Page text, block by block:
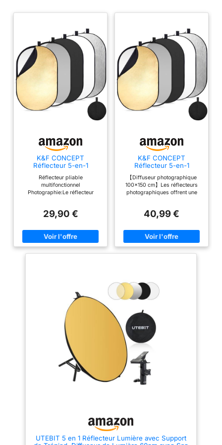
K&F CONCEPT
Réflecteur 5-en-1
Photographie
Réflecteur pliable
multifonctionnel
Photographie:Le réflecteur
s'adaptent à différentes scènes.
température de couleur pour
rétablir le ton de la peau ;
Argent : reflète la lumière à
haute température de couleur
comme un diffuseur. Le
réflecteur photographie est
l'accessoire parfait pour la
photographie ! Réflecteur
pliable avec sac de rangement
:Le réflecteur photographique
léger et compact est solide et
durable. Les couvercles des
réflecteurs pliables de
différentes couleurs peuvent
être facilement retournés ou
retirés. Le réflecteur ovale pour
compacte et peut être rangé
dans un petit sac de rangement,
sa taille pliée n'est que de 30
29,90 €
K&F CONCEPT
Réflecteur 5-en-1
100x150cm pour Portrait
Photographie
【Diffuseur photographique
100x150 cm】Les réflecteurs
photographiques offrent une
qualité de l'image. Les
seulement disponibles dans
une variété de couleurs, mais
aussi dans différentes tailles
pour s'adapter à différentes
est assez léger, mais peut
également capturer des natures
mortes et des portraits, ce qui
photographie de voyage en
plein air ! 【Réflecteur
photographique pliable
multifonctionnel】Le réflecteur
photographique pliable 5 en 1 a
plusieurs lumières qui peuvent
être appliquées à différentes
scènes. Or: reflète la lumière à
basse température de couleur
pour restaurer le teint de la
peau; Argent: reflète la lumière
bloque et absorbe l’excès de
comme un diffuseur. Le
40,99 €
UTEBIT 5 en 1 Réflecteur Lumière avec Support